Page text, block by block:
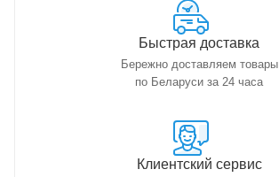
Быстрая доставка
Бережно доставляем товары
по Беларуси за 24 часа
Клиентский сервис